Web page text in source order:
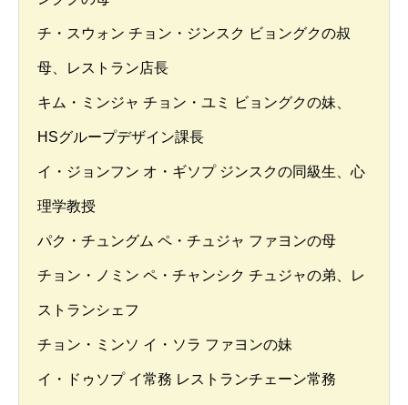
チ・スウォン チョン・ジンスク ビョングクの叔
母、レストラン店長
キム・ミンジャ チョン・ユミ ビョングクの妹、
HSグループデザイン課長
イ・ジョンフン オ・ギソプ ジンスクの同級生、心
理学教授
パク・チュングム ペ・チュジャ ファヨンの母
チョン・ノミン ペ・チャンシク チュジャの弟、レ
ストランシェフ
チョン・ミンソ イ・ソラ ファヨンの妹
イ・ドゥソプ イ常務 レストランチェーン常務